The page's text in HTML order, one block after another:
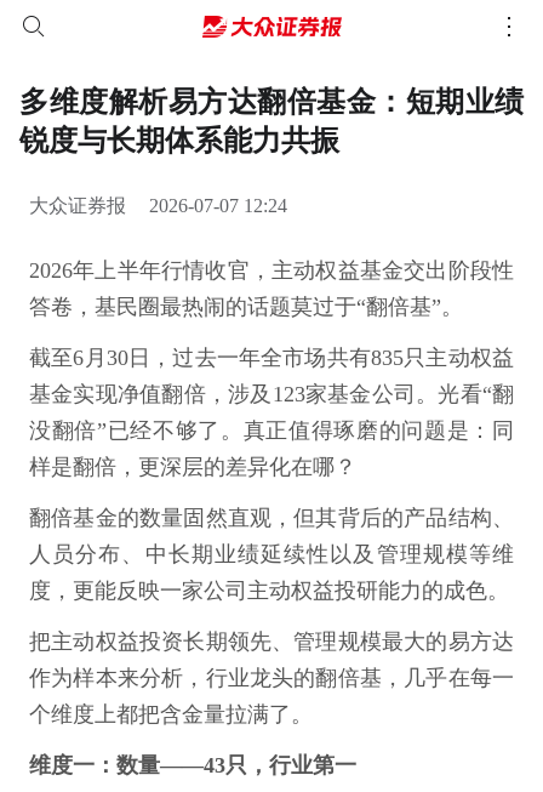
多维度解析易方达翻倍基金：短期业绩
锐度与长期体系能力共振
大众证券报 2026-07-07 12:24
2026年上半年行情收官，主动权益基金交出阶段性
答卷，基民圈最热闹的话题莫过于“翻倍基”。
截至6月30日，过去一年全市场共有835只主动权益
基金实现净值翻倍，涉及123家基金公司。光看“翻
没翻倍”已经不够了。真正值得琢磨的问题是：同
样是翻倍，更深层的差异化在哪？
翻倍基金的数量固然直观，但其背后的产品结构、
人员分布、中长期业绩延续性以及管理规模等维
度，更能反映一家公司主动权益投研能力的成色。
把主动权益投资长期领先、管理规模最大的易方达
作为样本来分析，行业龙头的翻倍基，几乎在每一
个维度上都把含金量拉满了。
维度一：数量——43只，行业第一